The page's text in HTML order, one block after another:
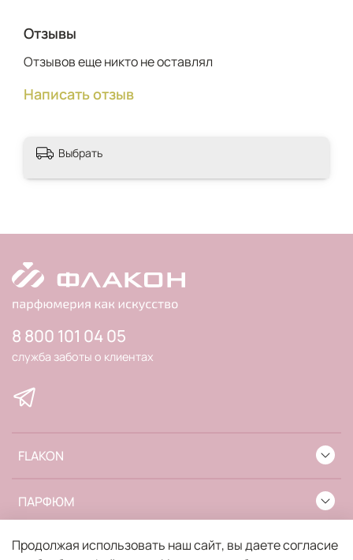
Отзывы
Отзывов еще никто не оставлял
Написать отзыв
Выбрать
FLAKON
ПАРФЮМ
ИНФОРМАЦИЯ
8 800 101 04 05
служба заботы о клиентах
Продолжая использовать наш сайт, вы даете согласие